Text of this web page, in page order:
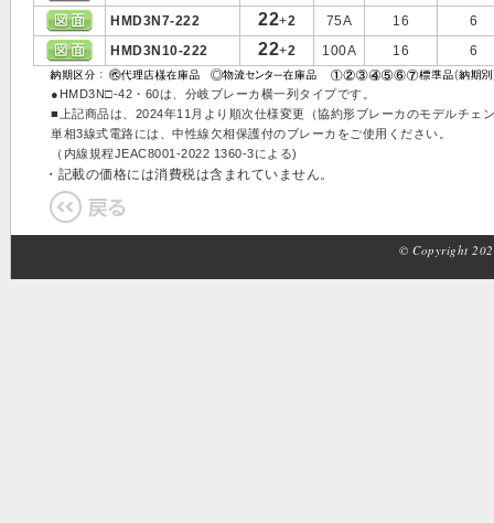
HMD3N7-222
22+2 75A 16
6
HMD3N10-222
22+2 100A 16 6
●HMD3N□-42・60は、分岐ブレーカ横一列タイプです。
■上記商品は、2024年11月より順次仕様変更（協約形ブレーカのモデルチェ
単相3線式電路には、中性線欠相保護付のブレーカをご使用ください。
（内線規程JEAC8001-2022 1360-3による)
・記載の価格には消費税は含まれていません。
© Copyright